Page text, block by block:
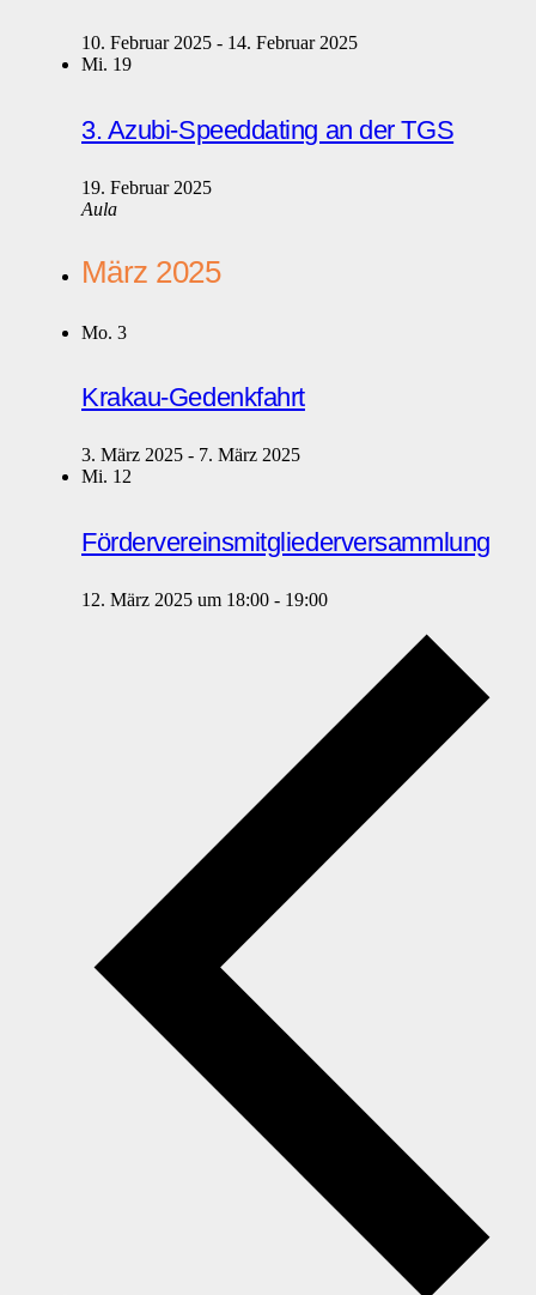
10. Februar 2025 - 14. Februar 2025
Mi. 19
3. Azubi-Speeddating an der TGS
19. Februar 2025
Aula
März 2025
Mo. 3
Krakau-Gedenkfahrt
3. März 2025 - 7. März 2025
Mi. 12
Fördervereinsmitgliederversammlung
12. März 2025 um 18:00 - 19:00